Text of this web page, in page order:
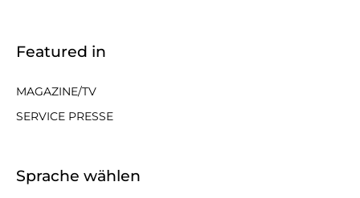
Featured in
MAGAZINE/TV
SERVICE PRESSE
Sprache wählen